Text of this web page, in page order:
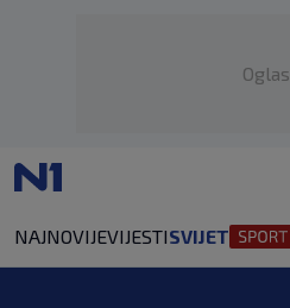
Oglas
NAJNOVIJEVIJESTISVIJET